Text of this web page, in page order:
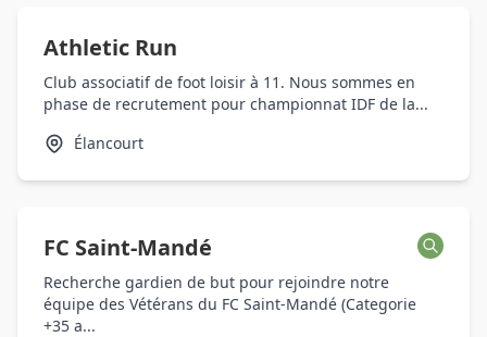
Athletic Run
Club associatif de foot loisir à 11. Nous sommes en
phase de recrutement pour championnat IDF de la...
Élancourt
FC Saint-Mandé
Recherche gardien de but pour rejoindre notre
équipe des Vétérans du FC Saint-Mandé (Categorie
+35 a...